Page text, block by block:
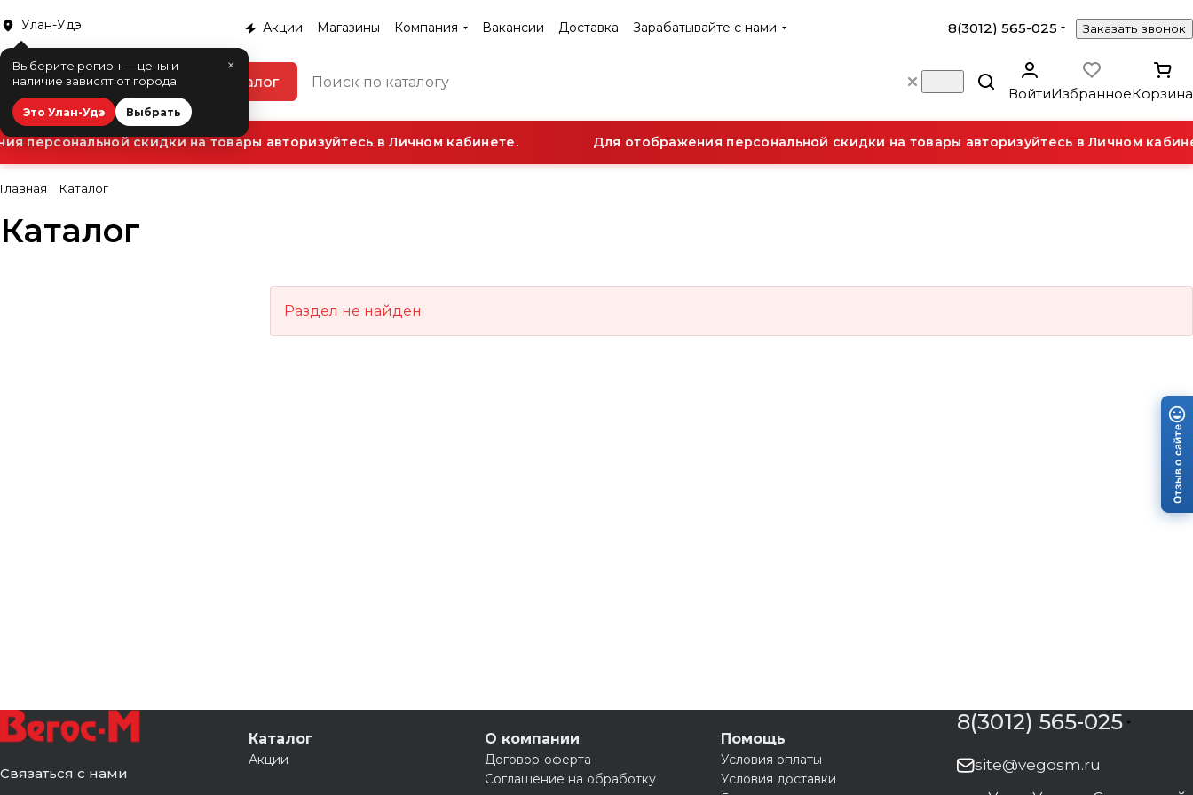
Улан-Удэ
×
Выберите регион — цены и
наличие зависят от города
Это Улан-Удэ Выбрать
Акции Магазины Компания Вакансии Доставка Зарабатывайте с нами 8(3012) 565-025 Заказать звонок
Каталог
ВойтиИзбранноеКорзина
персональной скидки на товары авторизуйтесь в Личном кабинете. Для отображения персональной скидки на товары авторизуйтесь в Личном
Главная Каталог
Каталог
Раздел не найден
Связаться с нами
Каталог
Акции
О компании
Договор-оферта
Соглашение на обработку
Помощь
Условия оплаты
Условия доставки
8(3012) 565-025
site@vegosm.ru
Отзыв о сайте